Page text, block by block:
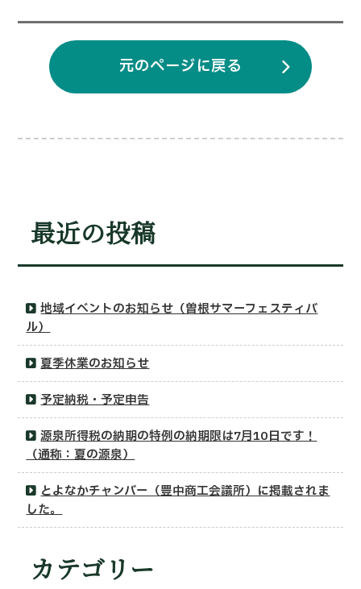
元のページに戻る
最近の投稿
地域イベントのお知らせ（曽根サマーフェスティバ
ル）
夏季休業のお知らせ
予定納税・予定申告
源泉所得税の納期の特例の納期限は7月10日です！
（通称：夏の源泉）
とよなかチャンバー（豊中商工会議所）に掲載されま
した。
カテゴリー